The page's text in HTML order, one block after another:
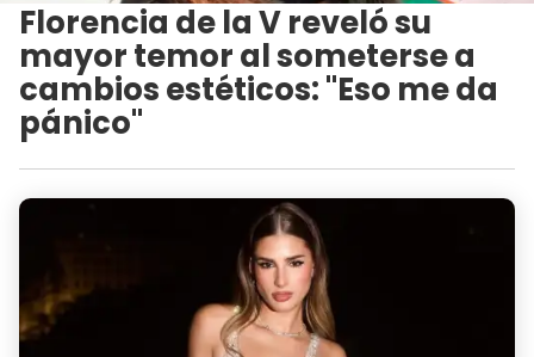
Florencia de la V reveló su
mayor temor al someterse a
cambios estéticos: "Eso me da
pánico"